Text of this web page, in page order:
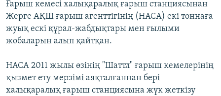
Ғарыш кемесі халықаралық ғарыш станциясынан
Жерге АҚШ ғарыш агенттігінің (НАСА) екі тоннаға
жуық ескі құрал-жабдықтары мен ғылыми
жобаларын алып қайтқан.
НАСА 2011 жылы өзінің "Шаттл" ғарыш кемелерінің
қызмет ету мерзімі аяқталғаннан бері
халықаралық ғарыш станциясына жүк жеткізу